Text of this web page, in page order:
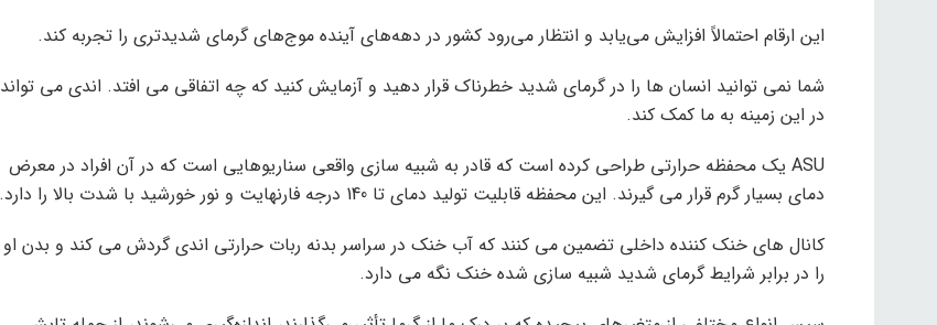
این ارقام احتمالاً افزایش می‌یابد و انتظار می‌رود کشور در دهه‌های آینده موج‌های گرمای شدیدتری را تجربه کند.
شما نمی توانید انسان ها را در گرمای شدید خطرناک قرار دهید و آزمایش کنید که چه اتفاقی می افتد. اندی می تواند
در این زمینه به ما کمک کند.
ASU یک محفظه حرارتی طراحی کرده است که قادر به شبیه سازی واقعی سناریوهایی است که در آن افراد در معرض
دمای بسیار گرم قرار می گیرند. این محفظه قابلیت تولید دمای تا 140 درجه فارنهایت و نور خورشید با شدت بالا را دارد.
کانال های خنک کننده داخلی تضمین می کنند که آب خنک در سراسر بدنه ربات حرارتی اندی گردش می کند و بدن او
را در برابر شرایط گرمای شدید شبیه سازی شده خنک نگه می دارد.